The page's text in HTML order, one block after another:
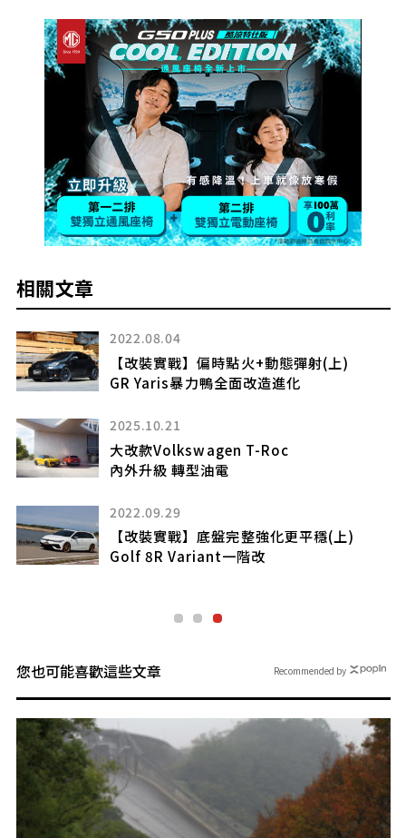
相關文章
2022.08.04
【改裝實戰】偏時點火+動態彈射(上)
GR Yaris暴力鴨全面改造進化
2025.10.21
大改款Volkswagen T-Roc
內外升級 轉型油電
2022.09.29
【改裝實戰】底盤完整強化更平穩(上)
Golf 8R Variant一階改
您也可能喜歡這些文章 Recommended by